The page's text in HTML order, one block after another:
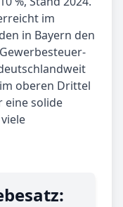
im
in Bayern den
oberen Drittel
eine solide